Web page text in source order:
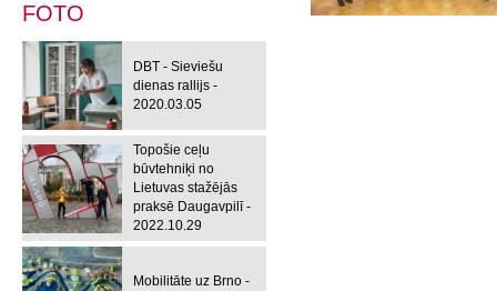
FOTO
DBT - Sieviešu
dienas rallijs -
2020.03.05
Topošie ceļu
būvtehniķi no
Lietuvas stažējās
praksē Daugavpilī -
2022.10.29
Mobilitāte uz Brno -